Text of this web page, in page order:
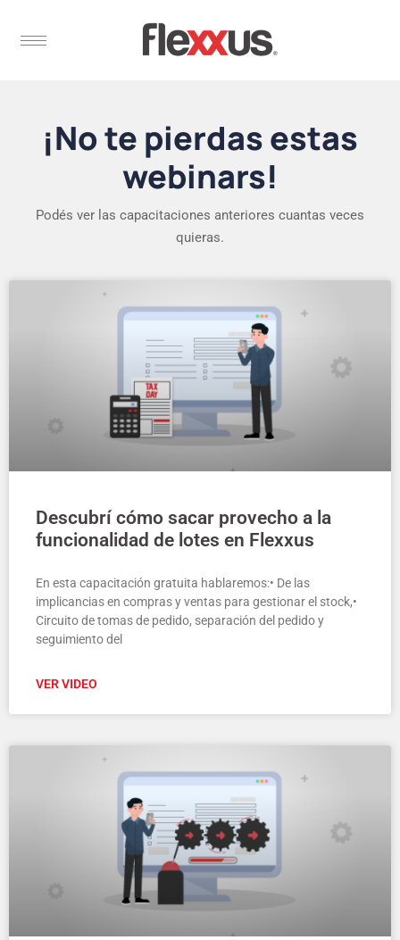
¡No te pierdas estas
webinars!
Podés ver las capacitaciones anteriores cuantas veces
quieras.
Descubrí cómo sacar provecho a la
funcionalidad de lotes en Flexxus
En esta capacitación gratuita hablaremos:• De las
implicancias en compras y ventas para gestionar el stock,•
Circuito de tomas de pedido, separación del pedido y
seguimiento del
VER VIDEO